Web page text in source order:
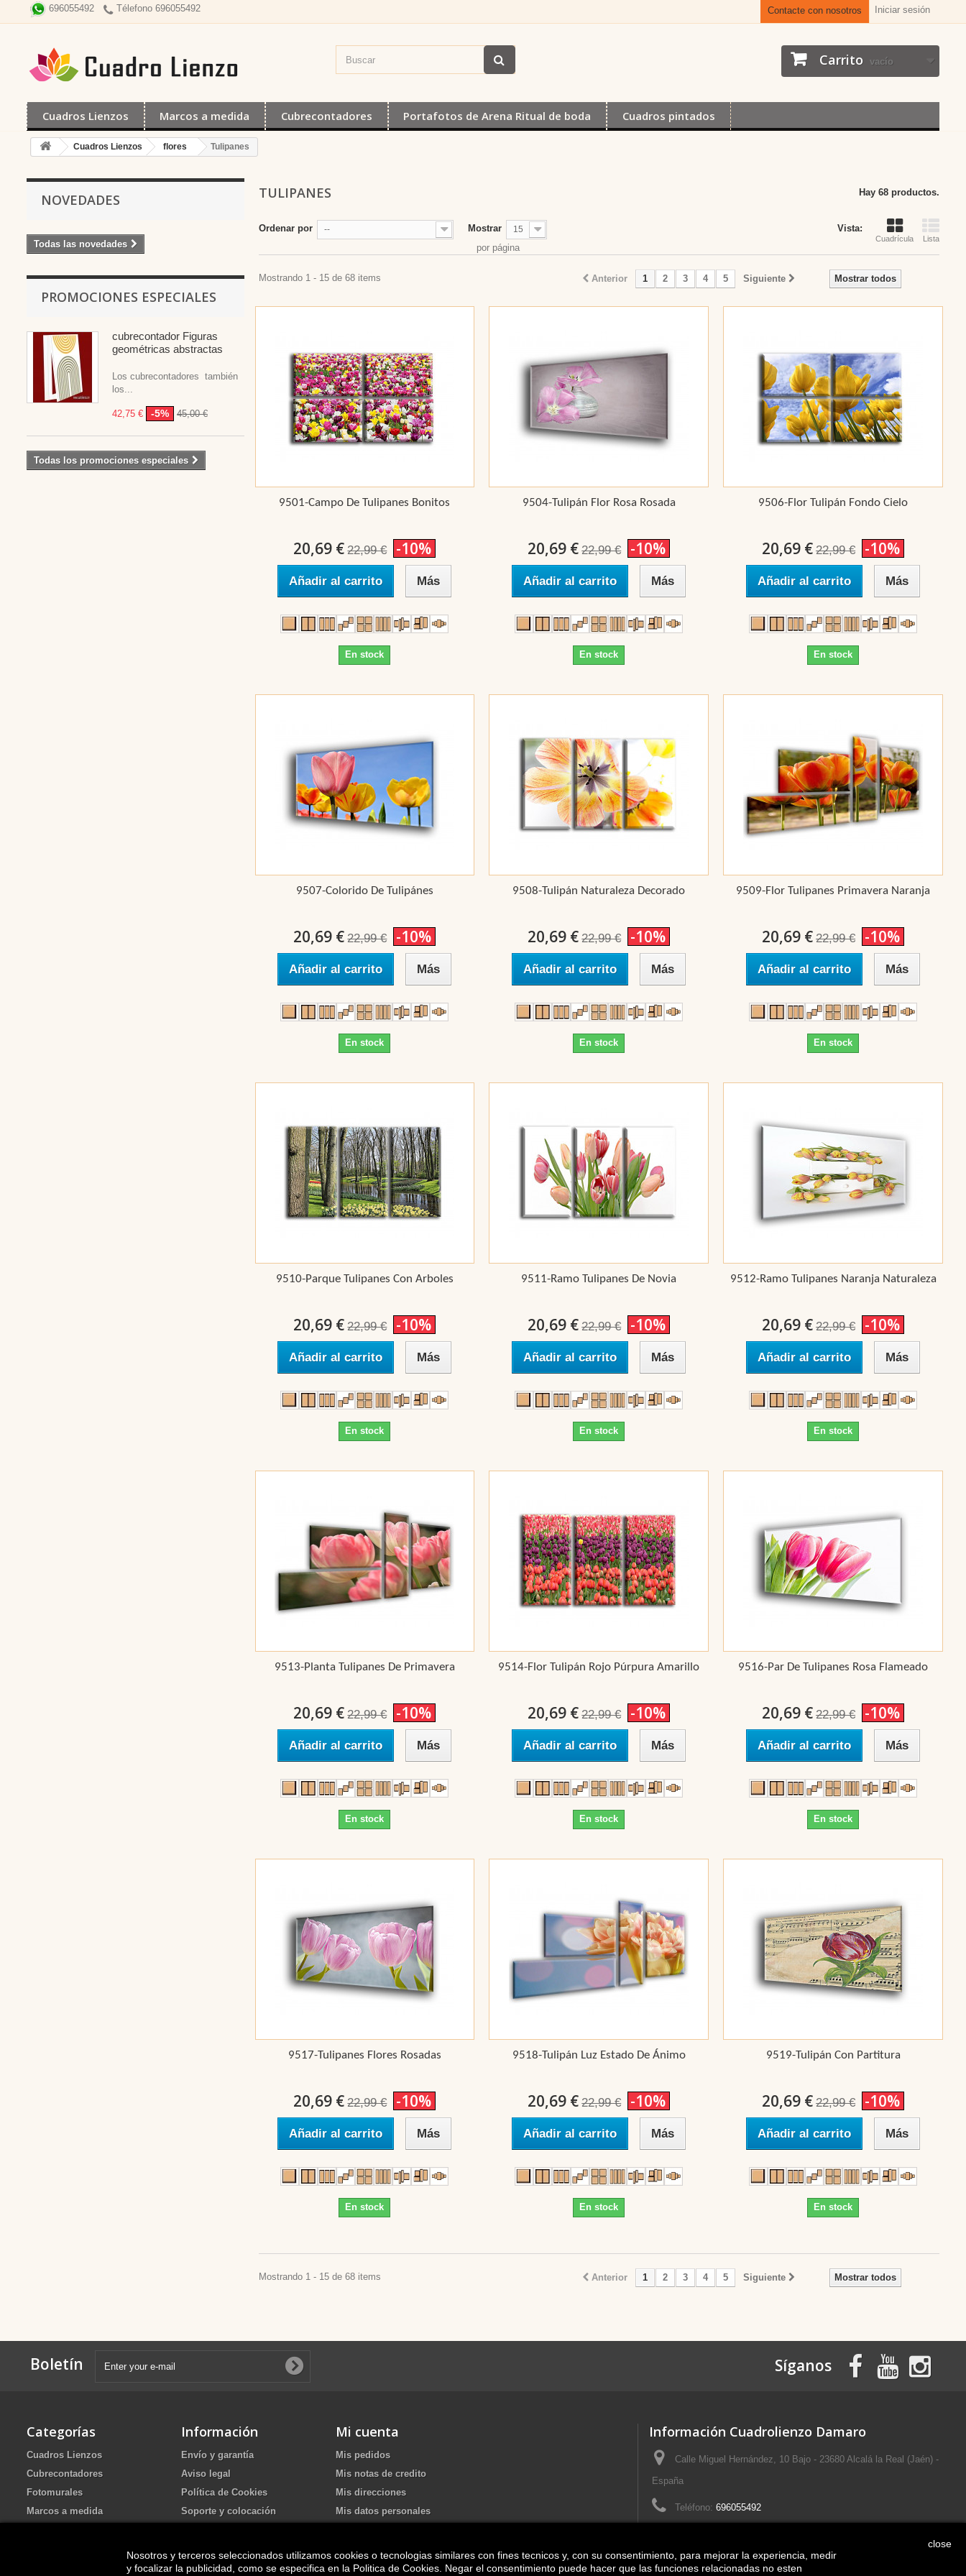
Iniciar sesión
Contacte con nosotros
696055492 Télefono 696055492
Carrito vacío
Cuadros Lienzos Marcos a medida Cubrecontadores Portafotos de Arena Ritual de boda Cuadros pintados
Cuadros Lienzos flores Tulipanes
NOVEDADES
Todas las novedades
PROMOCIONES ESPECIALES
cubrecontador Figuras
geométricas abstractas
Los cubrecontadores también
los...
42,75 € -5% 45,00 €
Todas los promociones especiales
TULIPANES Hay 68 productos.
Vista:
Cuadrícula Lista
Ordenar por -- Mostrar 15
por página
Mostrar todos
Anterior 1 2 3 4 5 Siguiente
Mostrando 1 - 15 de 68 items
9501-Campo De Tulipanes Bonitos
20,69 € 22,99 € -10%
Añadir al carrito Más
En stock
9504-Tulipán Flor Rosa Rosada
20,69 € 22,99 € -10%
Añadir al carrito Más
En stock
9506-Flor Tulipán Fondo Cielo
20,69 € 22,99 € -10%
Añadir al carrito Más
En stock
9507-Colorido De Tulipánes
20,69 € 22,99 € -10%
Añadir al carrito Más
En stock
9508-Tulipán Naturaleza Decorado
20,69 € 22,99 € -10%
Añadir al carrito Más
En stock
9509-Flor Tulipanes Primavera Naranja
20,69 € 22,99 € -10%
Añadir al carrito Más
En stock
9510-Parque Tulipanes Con Arboles
20,69 € 22,99 € -10%
Añadir al carrito Más
En stock
9511-Ramo Tulipanes De Novia
20,69 € 22,99 € -10%
Añadir al carrito Más
En stock
9512-Ramo Tulipanes Naranja Naturaleza
20,69 € 22,99 € -10%
Añadir al carrito Más
En stock
9513-Planta Tulipanes De Primavera
20,69 € 22,99 € -10%
Añadir al carrito Más
En stock
9514-Flor Tulipán Rojo Púrpura Amarillo
20,69 € 22,99 € -10%
Añadir al carrito Más
En stock
9516-Par De Tulipanes Rosa Flameado
20,69 € 22,99 € -10%
Añadir al carrito Más
En stock
9517-Tulipanes Flores Rosadas
20,69 € 22,99 € -10%
Añadir al carrito Más
En stock
9518-Tulipán Luz Estado De Ánimo
20,69 € 22,99 € -10%
Añadir al carrito Más
En stock
9519-Tulipán Con Partitura
20,69 € 22,99 € -10%
Añadir al carrito Más
En stock
Mostrar todos
Anterior 1 2 3 4 5 Siguiente
Mostrando 1 - 15 de 68 items
Boletín Síganos
Categorías
Cuadros Lienzos
Cubrecontadores
Fotomurales
Marcos a medida
Información
Envío y garantía
Aviso legal
Política de Cookies
Soporte y colocación
FAQ
Mi cuenta
Mis pedidos
Mis notas de credito
Mis direcciones
Mis datos personales
Información Cuadrolienzo Damaro
Calle Miguel Hernández, 10 Bajo - 23680 Alcalá la Real (Jaén) -
España
Teléfono: 696055492
Update your Cookie preferences
close
Nosotros y terceros seleccionados utilizamos cookies o tecnologias similares con fines tecnicos y, con su consentimiento, para mejorar la experiencia, medir
y focalizar la publicidad, como se especifica en la Politica de Cookies. Negar el consentimiento puede hacer que las funciones relacionadas no esten